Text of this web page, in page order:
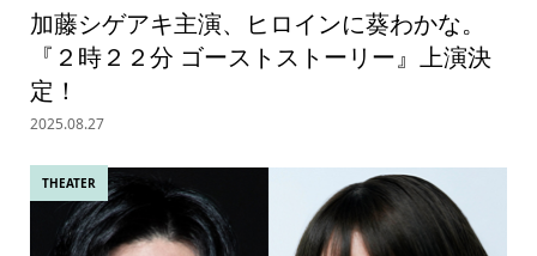
加藤シゲアキ主演、ヒロインに葵わかな。
『２時２２分 ゴーストストーリー』上演決
定！
2025.08.27
THEATER